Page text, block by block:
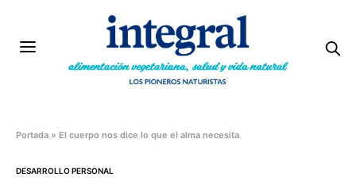
Portada » El cuerpo nos dice lo que el alma necesita
DESARROLLO PERSONAL